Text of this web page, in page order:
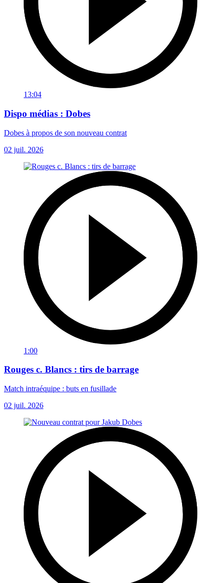
13:04
Dispo médias : Dobes
Dobes à propos de son nouveau contrat
02 juil. 2026
1:00
Rouges c. Blancs : tirs de barrage
Match intraéquipe : buts en fusillade
02 juil. 2026